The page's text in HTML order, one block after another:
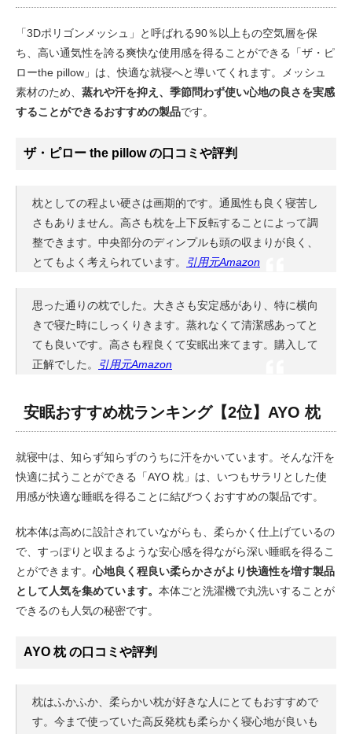
「3Dポリゴンメッシュ」と呼ばれる90％以上もの空気層を保
ち、高い通気性を誇る爽快な使用感を得ることができる「ザ・ピ
ローthe pillow」は、快適な就寝へと導いてくれます。メッシュ
素材のため、 蒸れや汗を抑え、季節問わず使い心地の良さを実感
することができるおすすめの製品です。
ザ・ピロー the pillow の口コミや評判
枕としての程よい硬さは画期的です。通風性も良く寝苦し
さもありません。高さも枕を上下反転することによって調
整できます。中央部分のディンプルも頭の収まりが良く、
とてもよく考えられています。
引用元Amazon
思った通りの枕でした。大きさも安定感があり、特に横向
きで寝た時にしっくりきます。蒸れなくて清潔感あってと
ても良いです。高さも程良くて安眠出来てます。購入して
正解でした。
引用元Amazon
安眠おすすめ枕ランキング【2位】AYO 枕
就寝中は、知らず知らずのうちに汗をかいています。そんな汗を
快適に拭うことができる「AYO 枕」は、いつもサラリとした使
用感が快適な睡眠を得ることに結びつくおすすめの製品です。
枕本体は高めに設計されていながらも、柔らかく仕上げているの
で、すっぽりと収まるような安心感を得ながら深い睡眠を得るこ
とができます。 心地良く程良い柔らかさがより快適性を増す製品
として人気を集めています。 本体ごと洗濯機で丸洗いすることが
できるのも人気の秘密です。
AYO 枕 の口コミや評判
枕はふかふか、柔らかい枕が好きな人にとてもおすすめで
す。今まで使っていた高反発枕も柔らかく寝心地が良いも